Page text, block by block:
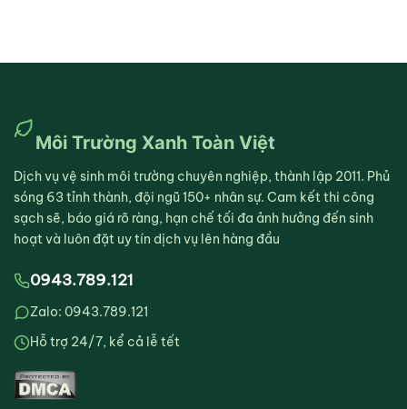
Môi Trường Xanh Toàn Việt
Dịch vụ vệ sinh môi trường chuyên nghiệp, thành lập 2011. Phủ
sóng 63 tỉnh thành, đội ngũ 150+ nhân sự. Cam kết thi công
sạch sẽ, báo giá rõ ràng, hạn chế tối đa ảnh hưởng đến sinh
hoạt và luôn đặt uy tín dịch vụ lên hàng đầu
0943.789.121
Zalo: 0943.789.121
Hỗ trợ 24/7, kể cả lễ tết